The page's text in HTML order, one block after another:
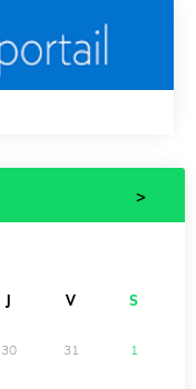
>
J V S
30 31 1